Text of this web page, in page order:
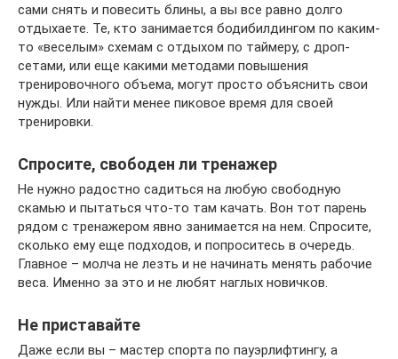
сами снять и повесить блины, а вы все равно долго
отдыхаете. Те, кто занимается бодибилдингом по каким-
то «веселым» схемам с отдыхом по таймеру, с дроп-
сетами, или еще какими методами повышения
тренировочного объема, могут просто объяснить свои
нужды. Или найти менее пиковое время для своей
тренировки.
Спросите, свободен ли тренажер
Не нужно радостно садиться на любую свободную
скамью и пытаться что-то там качать. Вон тот парень
рядом с тренажером явно занимается на нем. Спросите,
сколько ему еще подходов, и попроситесь в очередь.
Главное – молча не лезть и не начинать менять рабочие
веса. Именно за это и не любят наглых новичков.
Не приставайте
Даже если вы – мастер спорта по пауэрлифтингу, а